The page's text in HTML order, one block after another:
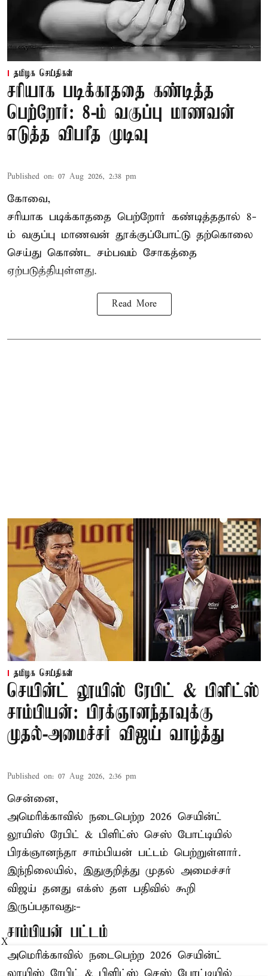
தமிழக செய்திகள்
சரியாக படிக்காததை கண்டித்த
பெற்றோர்: 8-ம் வகுப்பு மாணவன்
எடுத்த விபரீத முடிவு
Published on: 07 Aug 2026, 2:38 pm
கோவை,
சரியாக படிக்காததை பெற்றோர் கண்டித்ததால் 8-
ம் வகுப்பு மாணவன் தூக்குப்போட்டு தற்கொலை
செய்து கொண்ட சம்பவம் சோகத்தை
ஏற்படுத்தியுள்ளது.
Read More
தமிழக செய்திகள்
செயின்ட் லூயிஸ் ரேபிட் & பிளிட்ஸ்
சாம்பியன்: பிரக்ஞானந்தாவுக்கு
முதல்-அமைச்சர் விஜய் வாழ்த்து
Published on: 07 Aug 2026, 2:36 pm
சென்னை,
அமெரிக்காவில் நடைபெற்ற 2026 செயின்ட்
லூயிஸ் ரேபிட் & பிளிட்ஸ் செஸ் போட்டியில்
பிரக்ஞானந்தா சாம்பியன் பட்டம் பெற்றுள்ளார்.
இந்நிலையில், இதுகுறித்து முதல் அமைச்சர்
விஜய் தனது எக்ஸ் தள பதிவில் கூறி
இருப்பதாவது:-
சாம்பியன் பட்டம்
அமெரிக்காவில் நடைபெற்ற 2026 செயின்ட்
X